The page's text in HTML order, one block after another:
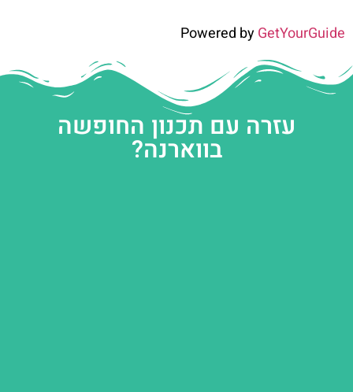
Powered byGetYourGuide
עזרה עם תכנון החופשה
בווארנה?